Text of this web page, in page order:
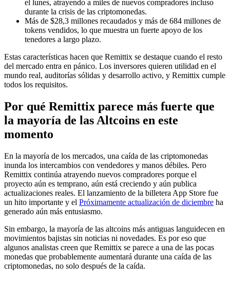
el lunes, atrayendo a miles de nuevos compradores incluso
durante la crisis de las criptomonedas.
Más de $28,3 millones recaudados y más de 684 millones de
tokens vendidos, lo que muestra un fuerte apoyo de los
tenedores a largo plazo.
Estas características hacen que Remittix se destaque cuando el resto
del mercado entra en pánico. Los inversores quieren utilidad en el
mundo real, auditorías sólidas y desarrollo activo, y Remittix cumple
todos los requisitos.
Por qué Remittix parece más fuerte que
la mayoría de las Altcoins en este
momento
En la mayoría de los mercados, una caída de las criptomonedas
inunda los intercambios con vendedores y manos débiles. Pero
Remittix continúa atrayendo nuevos compradores porque el
proyecto aún es temprano, aún está creciendo y aún publica
actualizaciones reales. El lanzamiento de la billetera App Store fue
un hito importante y el Próximamente actualización de diciembre ha
generado aún más entusiasmo.
Sin embargo, la mayoría de las altcoins más antiguas languidecen en
movimientos bajistas sin noticias ni novedades. Es por eso que
algunos analistas creen que Remittix se parece a una de las pocas
monedas que probablemente aumentará durante una caída de las
criptomonedas, no solo después de la caída.